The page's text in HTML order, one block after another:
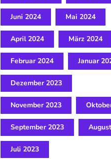
Juni 2024 Mai 2024
April 2024 März 2024
Februar 2024 Januar
Dezember 2023
November 2023
September 2023
Juli 2023